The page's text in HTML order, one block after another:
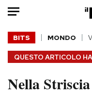
HOME
Italia
QUESTO ARTICOLO
BITS MONDO
Nella